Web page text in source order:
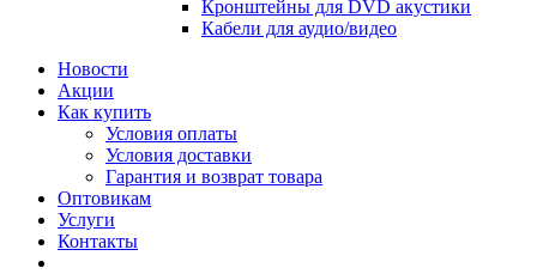
Кронштейны для DVD акустики
Кабели для аудио/видео
Новости
Акции
Как купить
Условия оплаты
Условия доставки
Гарантия и возврат товара
Оптовикам
Услуги
Контакты